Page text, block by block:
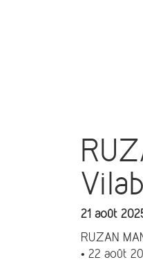
21 août
RUZAN
• 22 août